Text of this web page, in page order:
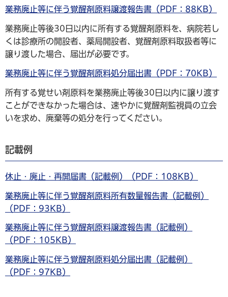
業務廃止等に伴う覚醒剤原料譲渡報告書（PDF：88KB）
業務廃止等後30日以内に所有する覚醒剤原料を、病院若し
くは診療所の開設者、薬局開設者、覚醒剤原料取扱者等に
譲り渡した場合、届出が必要です。
業務廃止等に伴う覚醒剤原料処分届出書（PDF：70KB）
所有する覚せい剤原料を業務廃止等後30日以内に譲り渡す
ことができなかった場合は、速やかに覚醒剤監視員の立会
いを求め、廃棄等の処分を行ってください。
記載例
休止・廃止・再開届書（記載例）（PDF：108KB）
業務廃止等に伴う覚醒剤原料所有数量報告書（記載例）
（PDF：93KB）
業務廃止等に伴う覚醒剤原料譲渡報告書（記載例）
（PDF：105KB）
業務廃止等に伴う覚醒剤原料処分届出書（記載例）
（PDF：97KB）